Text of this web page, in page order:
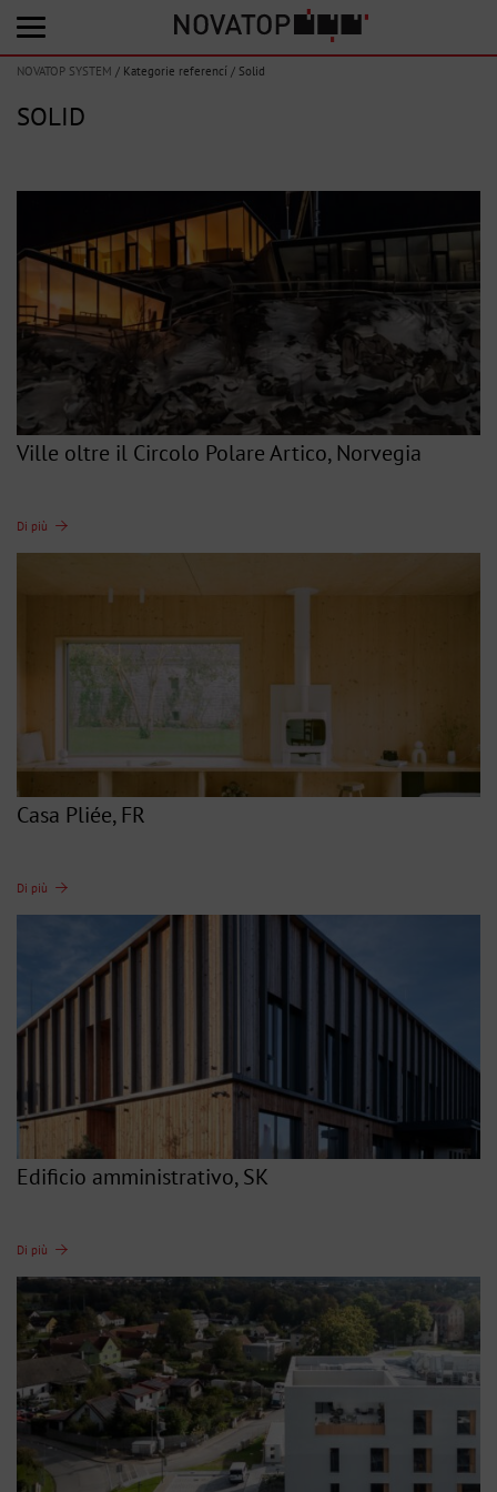
NOVATOP SYSTEM / Kategorie referencí / Solid
SOLID
Ville oltre il Circolo Polare Artico, Norvegia
Di più
Casa Pliée, FR
Di più
Edificio amministrativo, SK
Di più